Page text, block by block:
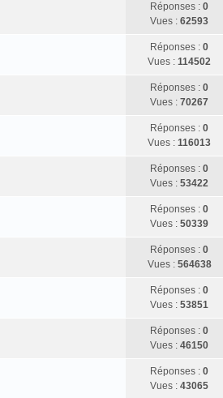
Réponses : 0
Vues : 62593
Réponses : 0
Vues : 114502
Réponses : 0
Vues : 70267
Réponses : 0
Vues : 116013
Réponses : 0
Vues : 53422
Réponses : 0
Vues : 50339
Réponses : 0
Vues : 564638
Réponses : 0
Vues : 53851
Réponses : 0
Vues : 46150
Réponses : 0
Vues : 43065